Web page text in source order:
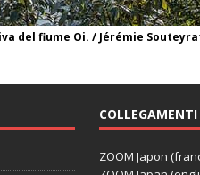
del fiume Oi. / Jérémie
COLLEGAMENTI
ZOOM Japon